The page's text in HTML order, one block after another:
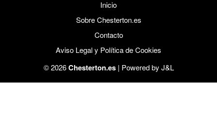
Inicio
Sobre Chesterton.es
Contacto
Aviso Legal y Política de Cookies
© 2026Chesterton.es| Powered by J&L